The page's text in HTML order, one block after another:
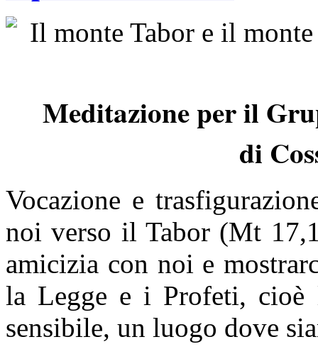
Meditazione per il
di
Vocazione e
noi verso il Tabor (Mt
amicizia con noi e
la Legge e i Profeti,
sensibile, un luogo dove